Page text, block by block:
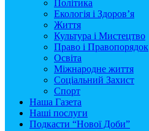
Політика
Екологія і Здоров’я
Життя
Культура і Мистецтво
Право і Правопорядок
Освіта
Міжнародне життя
Соціальний Захист
Спорт
Наша Газета
Наші послуги
Подкасти “Нової Доби”